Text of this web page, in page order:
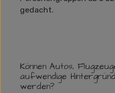
gedacht.
Können Autos,
aufwendige
werden?